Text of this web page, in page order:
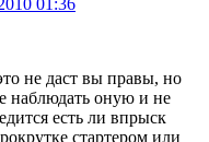
не даст вы правы, но
наблюдать оную и не
есть ли впрыск
стартером или